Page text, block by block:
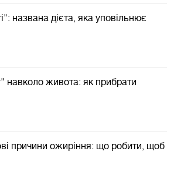
названа дієта, яка уповільнює
навколо живота: як прибрати
причини ожиріння: що робити, щоб